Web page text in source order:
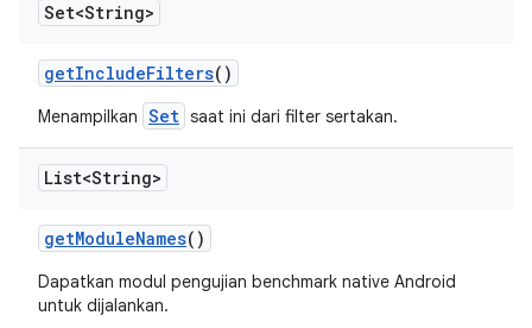
Set<String>
getIncludeFilters()
Menampilkan Set saat ini dari filter sertakan.
List<String>
getModuleNames()
Dapatkan modul pengujian benchmark native Android
untuk dijalankan.